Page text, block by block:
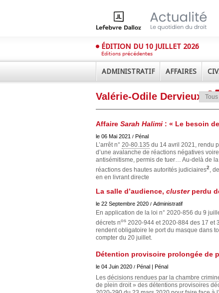
ÉDITION DU 10 JUILLET 2026
Éditions précédentes
ADMINISTRATIF AFFAIRES
Valérie-Odile Dervieux
Affaire Sarah Halimi : « Le besoin
le 06 Mai 2021 / Pénal
L’arrêt n° 20-80.135 du 14 avril 2021, rendu
d’une avalanche de réactions négatives
antisémitisme, permis de tuer… Au-delà de
réactions des hautes autorités judiciaires2,
en en livrant directe
La salle d’audience, clusterperdu
le 22 Septembre 2020 / Administratif
En application de la loi n° 2020-856 du 9
décrets nos 2020-944 et 2020-884 des 17 et
rendent obligatoire le port du masque dans
compter du 20 juillet.
Détention provisoire prolongée de
le 04 Juin 2020 / Pénal | Pénal
Les décisions rendues par la chambre
de plein droit » des détentions provisoires